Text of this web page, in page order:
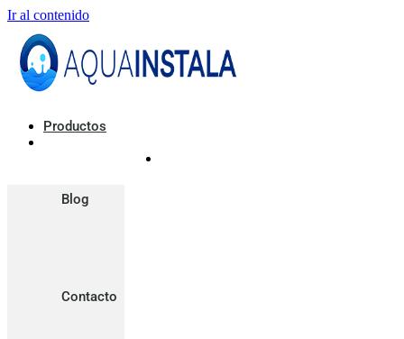
Ir al contenido
Productos
Blog
Contacto